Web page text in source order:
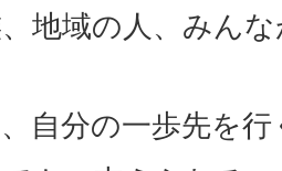
地域の人、みん
自分の一歩先を